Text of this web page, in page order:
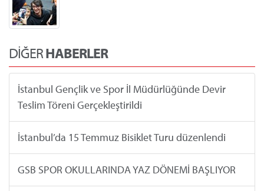
DİĞERHABERLER
İstanbul Gençlik ve Spor İl Müdürlüğünde Devir
Teslim Töreni Gerçekleştirildi
İstanbul’da 15 Temmuz Bisiklet Turu düzenlendi
GSB SPOR OKULLARINDA YAZ DÖNEMİ BAŞLIYOR